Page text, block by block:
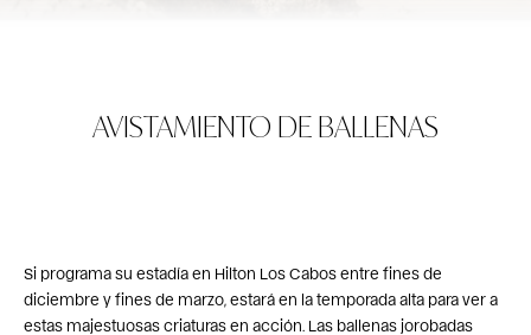
AVISTAMIENTO DE BALLENAS
Si programa su estadía en Hilton Los Cabos entre fines de
diciembre y fines de marzo, estará en la temporada alta para ver a
estas majestuosas criaturas en acción. Las ballenas jorobadas